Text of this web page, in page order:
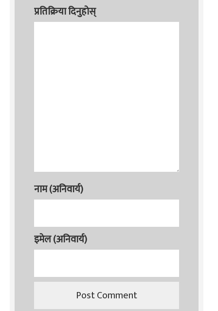
प्रतिक्रिया दिनुहोस्
नाम (अनिवार्य)
इमेल (अनिवार्य)